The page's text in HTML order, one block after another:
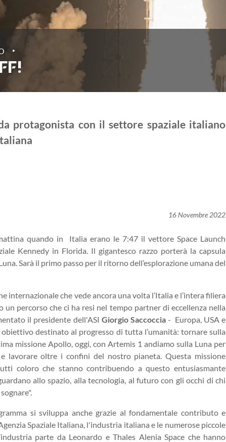
‣
protagonista con il settore spaziale italiano
16 Novembre 2022
quando in Italia erano le 7:47 il vettore Space Launch
Kennedy in Florida. Il gigantesco razzo porterà la capsula
Sarà il primo passo per il ritorno dell’esplorazione umana del
internazionale che vede ancora una volta l’Italia e l’intera filiera
percorso che ci ha resi nel tempo partner di eccellenza nella
il presidente dell'ASI Giorgio Saccoccia- Europa, USA e
destinato al progresso di tutta l’umanità: tornare sulla
missione Apollo, oggi, con Artemis 1 andiamo sulla Luna per
lavorare oltre i confini del nostro pianeta. Questa missione
coloro che stanno contribuendo a questo entusiasmante
allo spazio, alla tecnologia, al futuro con gli occhi di chi
si sviluppa anche grazie al fondamentale contributo e
Spaziale Italiana, l'industria italiana e le numerose piccole
parte da Leonardo e Thales Alenia Space che hanno